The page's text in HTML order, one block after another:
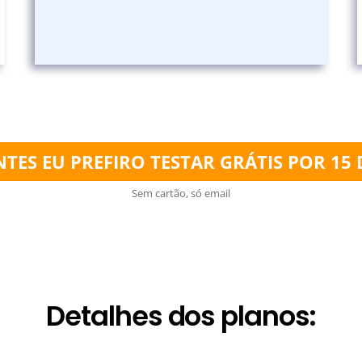
EU PREFIRO TESTAR GRÁTIS POR 15
Sem cartão, só email
Detalhes dos planos: